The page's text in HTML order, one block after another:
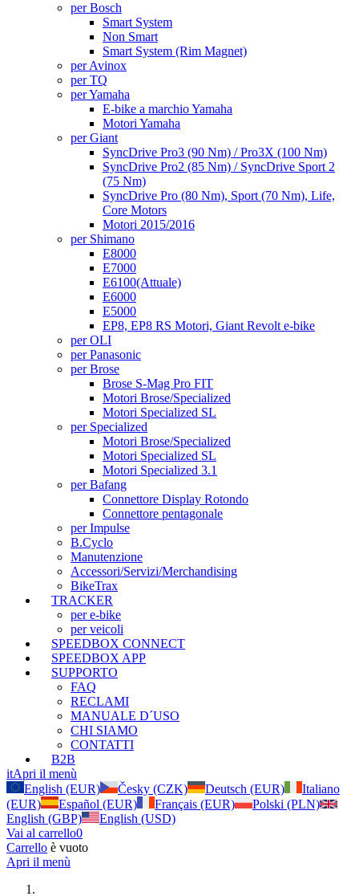
per Bosch
Smart System
Non Smart
Smart System (Rim Magnet)
per Avinox
per TQ
per Yamaha
E-bike a marchio Yamaha
Motori Yamaha
per Giant
SyncDrive Pro3 (90 Nm) / Pro3X (100 Nm)
SyncDrive Pro2 (85 Nm) / SyncDrive Sport 2
(75 Nm)
SyncDrive Pro (80 Nm), Sport (70 Nm), Life,
Core Motors
Motori 2015/2016
per Shimano
E8000
E7000
E6100(Attuale)
E6000
E5000
EP8, EP8 RS Motori, Giant Revolt e-bike
per OLI
per Panasonic
per Brose
Brose S-Mag Pro FIT
Motori Brose/Specialized
Motori Specialized SL
per Specialized
Motori Brose/Specialized
Motori Specialized SL
Motori Specialized 3.1
per Bafang
Connettore Display Rotondo
Connettore pentagonale
per Impulse
B.Cyclo
Manutenzione
Accessori/Servizi/Merchandising
BikeTrax
TRACKER
per e-bike
per veicoli
SPEEDBOX CONNECT
SPEEDBOX APP
SUPPORTO
FAQ
RECLAMI
MANUALE D´USO
CHI SIAMO
CONTATTI
B2B
itApri il menù
English (EUR)
Česky (CZK) Deutsch (EUR)
Italiano
(EUR)
Español (EUR) Français (EUR)
Polski (PLN)
English (GBP)
English (USD)
Vai al carrello0
Carrello è vuoto
Apri il menù